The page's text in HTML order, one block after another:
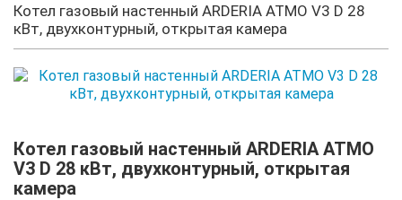
Котел газовый настенный ARDERIA ATMO V3 D 28
кВт, двухконтурный, открытая камера
Котел газовый настенный ARDERIA ATMO
V3 D 28 кВт, двухконтурный, открытая
камера